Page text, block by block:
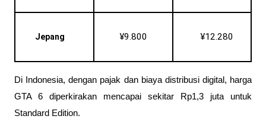
Jepang ¥9.800 ¥12.280
Di Indonesia, dengan pajak dan biaya distribusi digital, harga
GTA 6 diperkirakan mencapai sekitar Rp1,3 juta untuk
Standard Edition.